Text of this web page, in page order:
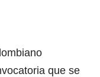
que se